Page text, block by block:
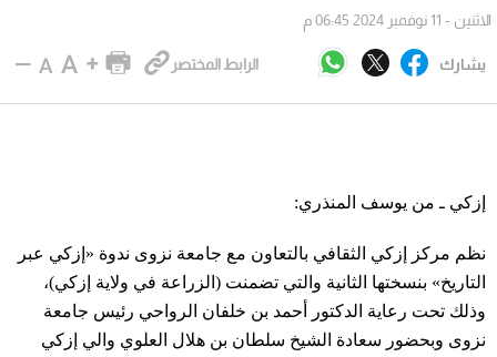
يشارك الرابط المختصر
الاثنين - 11 نوفمبر 2024 06:45 م
إزكي ـ من يوسف المنذري:
نظم مركز إزكي الثقافي بالتعاون مع جامعة نزوى ندوة «إزكي عبر
التاريخ» بنسختها الثانية والتي تضمنت (الزراعة في ولاية إزكي)،
وذلك تحت رعاية الدكتور أحمد بن خلفان الرواحي رئيس جامعة
نزوى وبحضور سعادة الشيخ سلطان بن هلال العلوي والي إزكي